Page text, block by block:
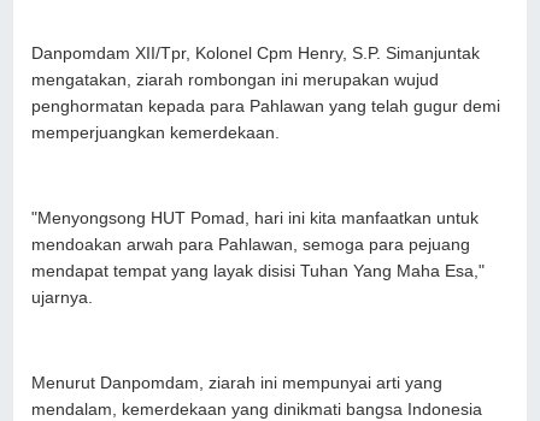
Danpomdam XII/Tpr, Kolonel Cpm Henry, S.P. Simanjuntak
mengatakan, ziarah rombongan ini merupakan wujud
penghormatan kepada para Pahlawan yang telah gugur demi
memperjuangkan kemerdekaan.
"Menyongsong HUT Pomad, hari ini kita manfaatkan untuk
mendoakan arwah para Pahlawan, semoga para pejuang
mendapat tempat yang layak disisi Tuhan Yang Maha Esa,"
ujarnya.
Menurut Danpomdam, ziarah ini mempunyai arti yang
mendalam, kemerdekaan yang dinikmati bangsa Indonesia